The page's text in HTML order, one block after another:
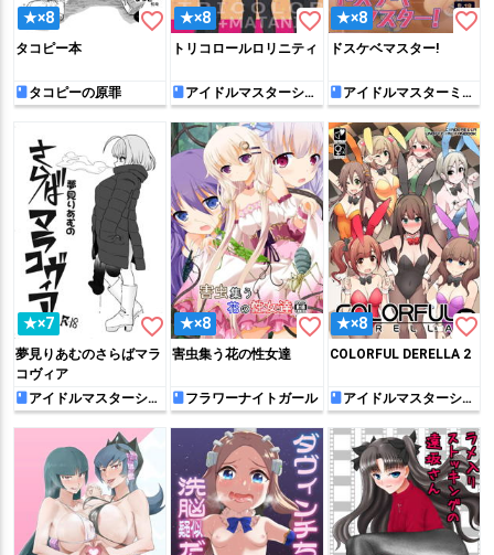
★×8 favorite_border
タコピー本
タコピーの原罪
★×8 favorite_border
トリコロールロリニティ
アイドルマスターシン
デレラガールズ
★×8 favorite_border
ドスケベマスター!
アイドルマスターミリ
オンライブ!
★×7 favorite_border
夢見りあむのさらばマラ
コヴィア
アイドルマスターシン
デレラガールズ
★×8 favorite_border
害虫集う花の性女達
フラワーナイトガール
★×8 favorite_border
COLORFUL DERELLA 2
アイドルマスターシン
デレラガールズ